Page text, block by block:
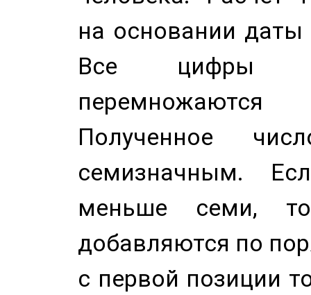
на основании
Все цифры
Полученное
семизначным.
меньше семи,
добавляются по
с первой позиции